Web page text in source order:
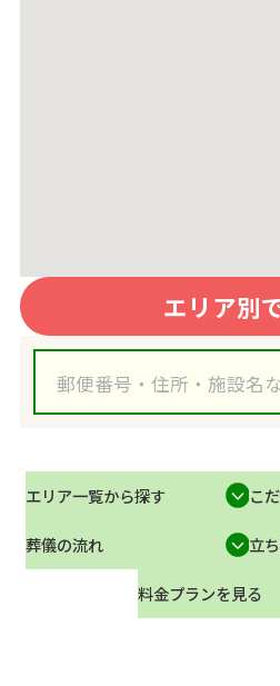
エリア別
エリア一覧から探す こ
葬儀の流れ 立
料金プランを見る